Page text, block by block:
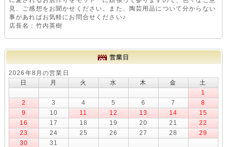
見、ご感想をお聞かせください。また、陶芸用品について分からない
事があればお気軽にお問合せください♪
店長名：竹内英樹
営業日
2026年8月の営業日
日
月 火 水 木 金
土
1
2
3 4 5 6 7
8
9
10 11 12 13 14
15
16
17 18 19 20 21
22
23
24 25 26 27 28
29
30
31